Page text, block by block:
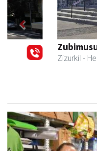
Zubimusu Ikastola
Zizurkil - Hezkuntza
Previous